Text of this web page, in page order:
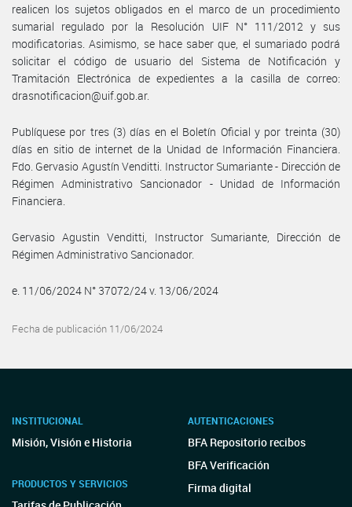
realicen los sujetos obligados en el marco de un procedimiento
sumarial regulado por la Resolución UIF N° 111/2012 y sus
modificatorias. Asimismo, se hace saber que, el sumariado podrá
solicitar el código de usuario del Sistema de Notificación y
Tramitación Electrónica de expedientes a la casilla de correo:
drasnotificacion@uif.gob.ar.
Publíquese por tres (3) días en el Boletín Oficial y por treinta (30)
días en sitio de internet de la Unidad de Información Financiera.
Fdo. Gervasio Agustín Venditti. Instructor Sumariante - Dirección de
Régimen Administrativo Sancionador - Unidad de Información
Financiera.
Gervasio Agustin Venditti, Instructor Sumariante, Dirección de
Régimen Administrativo Sancionador.
e. 11/06/2024 N° 37072/24 v. 13/06/2024
Fecha de publicación 11/06/2024
INSTITUCIONAL
Misión, Visión e Historia
PRODUCTOS Y SERVICIOS
AUTENTICACIONES
BFA Repositorio recibos
BFA Verificación
Firma digital